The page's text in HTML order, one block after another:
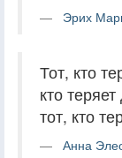
Эрих
Тот, кто
кто
тот, кто
Анна